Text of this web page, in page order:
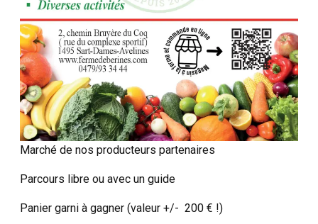
Marché de nos producteurs partenaires
Parcours libre ou avec un guide
Panier garni à gagner (valeur +/- 200 € !)